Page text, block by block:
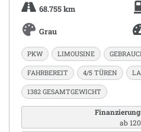
68.755 km
Grau
PKW LIMOUSINE
FAHRBEREIT 4/5 TÜREN
1382 GESAMTGEWICHT
ab